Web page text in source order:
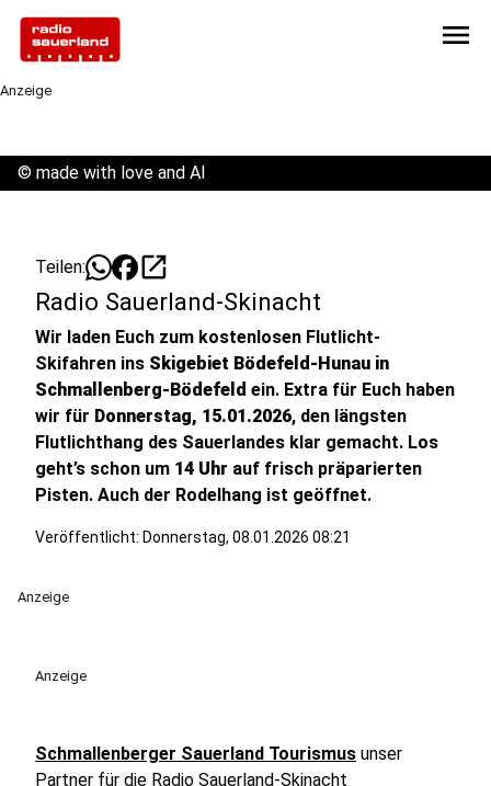
menu
Anzeige
© made with love and AI
Teilen: open_in_new
Radio Sauerland-Skinacht
Wir laden Euch zum kostenlosen Flutlicht-
Skifahren ins Skigebiet Bödefeld-Hunau in
Schmallenberg-Bödefeld ein. Extra für Euch haben
wir für Donnerstag, 15.01.2026, den längsten
Flutlichthang des Sauerlandes klar gemacht. Los
geht’s schon um 14 Uhr auf frisch präparierten
Pisten. Auch der Rodelhang ist geöffnet.
Veröffentlicht: Donnerstag, 08.01.2026 08:21
Anzeige
Anzeige
Schmallenberger Sauerland Tourismus unser
Partner für die Radio Sauerland-Skinacht